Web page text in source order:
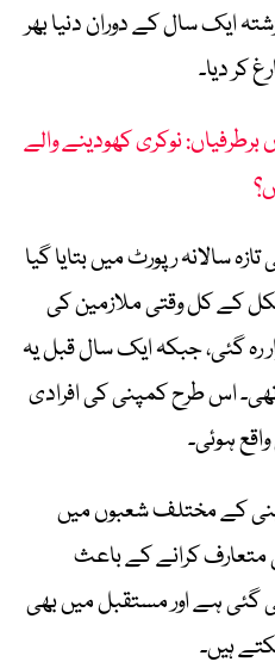
ایک سال کے دوران دنیا بھر
برطرفیاں: نوکری کھودینے والے
سالانہ رپورٹ میں بتایا گیا
2026 تک اوریکل کے کل وقتی ملازمین کی
کم ہو کر ایک لاکھ 41 ہزار رہ گئی، جبکہ ایک سال قبل یہ
ایک لاکھ 62 ہزار تھی۔ اس طرح کمپنی کی افرادی
کے مختلف شعبوں میں
کرانے کے باعث
گئی ہے اور مستقبل میں بھی
ہیں۔